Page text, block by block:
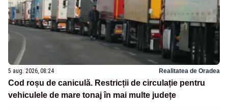
5 aug. 2026, 08:24 Realitatea de Oradea
Cod roșu de caniculă. Restricții de circulație pentru
vehiculele de mare tonaj în mai multe județe